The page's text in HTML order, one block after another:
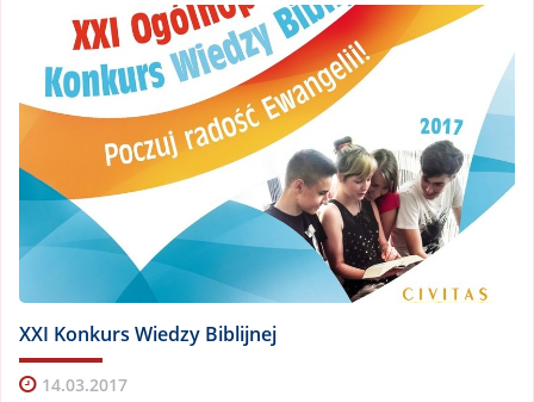
XXI Konkurs Wiedzy Biblijnej
14.03.2017